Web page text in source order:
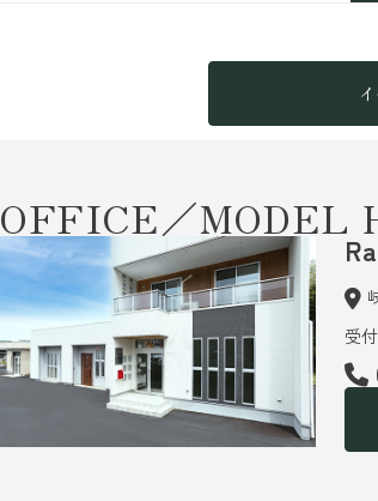
OFFICE／MODEL
受